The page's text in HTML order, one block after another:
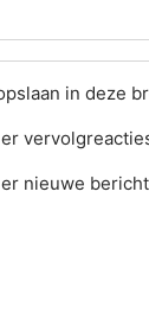
in deze
nieuwe